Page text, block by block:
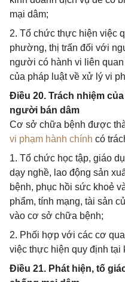
mại dâm;
2. Tổ chức thực hiện việc
phường, thị trấn đối với
người có hành vi liên
của pháp luật về xử lý vi
Điều 20. Trách nhiệm
người bán dâm
Cơ sở chữa bệnh được
vi phạm hành chính có
1. Tổ chức học tập, giáo
dạy nghề, lao động sản
bệnh, phục hồi sức khoẻ
phẩm, tính mạng, tài sản
vào cơ sở chữa bệnh;
2. Phối hợp với các cơ
việc thực hiện quy định
Điều 21. Phát hiện, tố